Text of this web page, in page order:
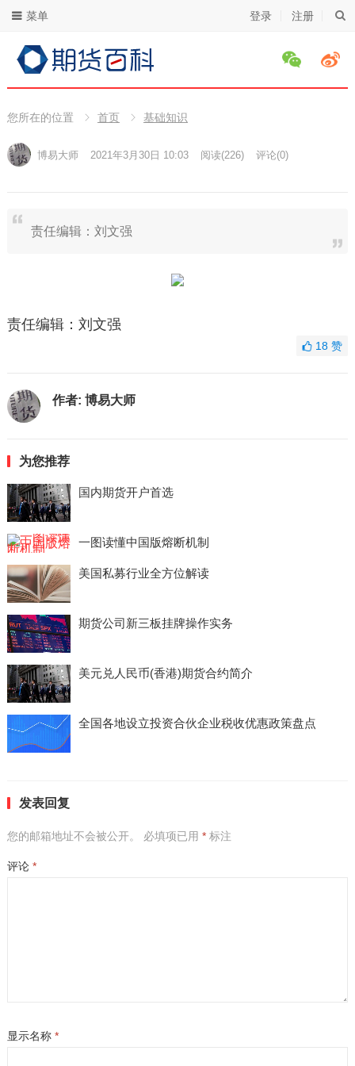
登录 注册
菜单
您所在的位置 首页 基础知识
博易大师 2021年3月30日 10:03 阅读(226) 评论(0)
责任编辑：刘文强
责任编辑：刘文强
18赞
作者: 博易大师
为您推荐
国内期货开户首选
一图读懂中国版熔断机制
美国私募行业全方位解读
期货公司新三板挂牌操作实务
美元兑人民币(香港)期货合约简介
全国各地设立投资合伙企业税收优惠政策盘点
发表回复
您的邮箱地址不会被公开。 必填项已用 *标注
评论 *
显示名称 *